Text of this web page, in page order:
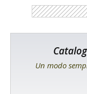
Un modo